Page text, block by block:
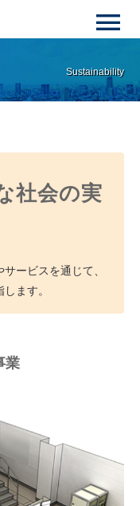
Sustainability
社会の実
ービスを通じて、
ます。
業